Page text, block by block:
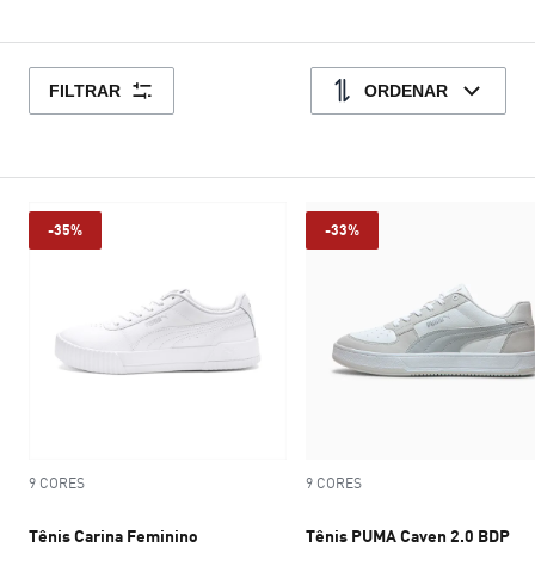
FILTRAR ORDENAR
-35%
9 CORES
Tênis Carina Feminino
-33%
9 CORES
Tênis PUMA Caven 2.0 BDP